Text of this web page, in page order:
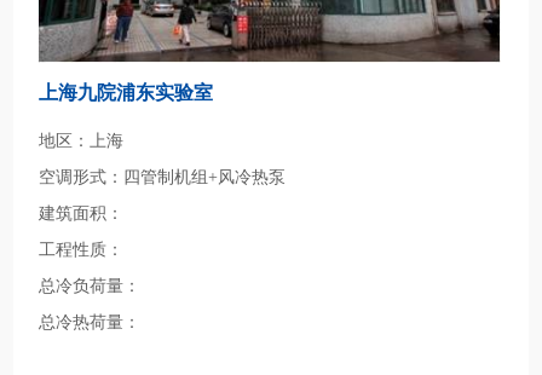
上海九院浦东实验室
地区：上海
空调形式：四管制机组+风冷热泵
建筑面积：
工程性质：
总冷负荷量：
总冷热荷量：